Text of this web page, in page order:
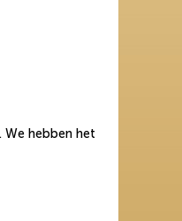
hebben het